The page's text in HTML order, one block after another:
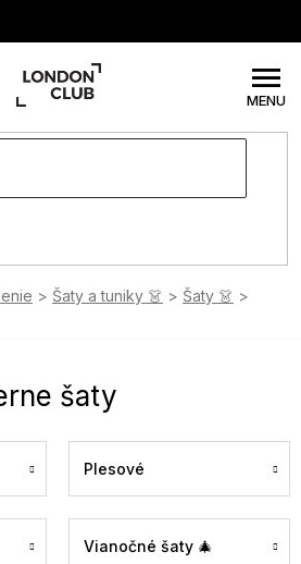
Šaty a tuniky 👗
Šaty 👗
šaty
Plesové
Vianočné šaty 🎄